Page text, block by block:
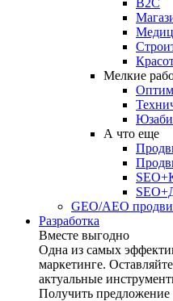
B2C
Мелкие
А что еще
GEO/AEO
Разработка
Вместе выгодно
Одна из самых
маркетинге.
актуальные
Получить предложение